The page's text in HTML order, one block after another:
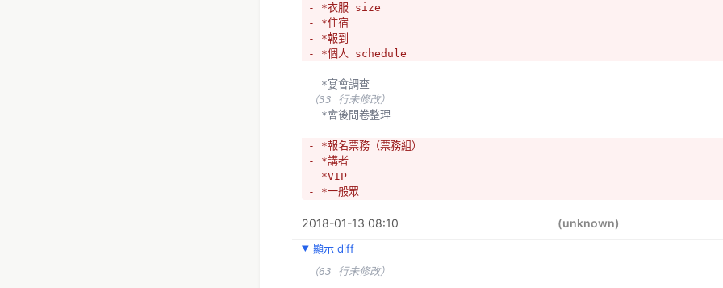
- *衣服 size
- *住宿
- *報到
- *個人 schedule
  *宴會調查
（33 行未修改）
  *會後問卷整理
- *報名票務（票務組）
- *講者
- *VIP
- *一般眾
- *當天：計算實際人數、訂餐點
+ *
2018-01-13 08:10 (unknown)
顯示 diff
（63 行未修改）